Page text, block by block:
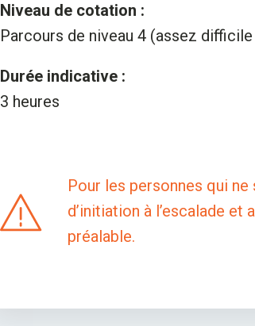
Niveau de cotation :
Parcours de niveau 4 (assez
Durée indicative :
3 heures
Pour les personnes qui
d’initiation à l’escalade
préalable.